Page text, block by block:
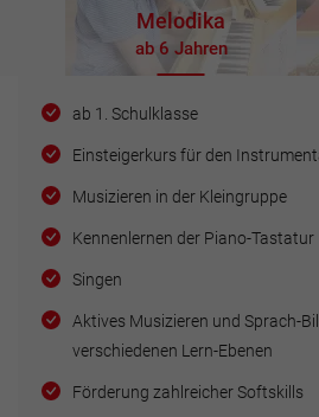
Melodika
ab 6 Jahren
ab 1. Schulklasse
Einsteigerkurs für den
Musizieren in der Kleingruppe
Kennenlernen der Piano-Tastatur
Singen
Aktives Musizieren und Sprach-
verschiedenen Lern-Ebenen
Förderung zahlreicher Softskills